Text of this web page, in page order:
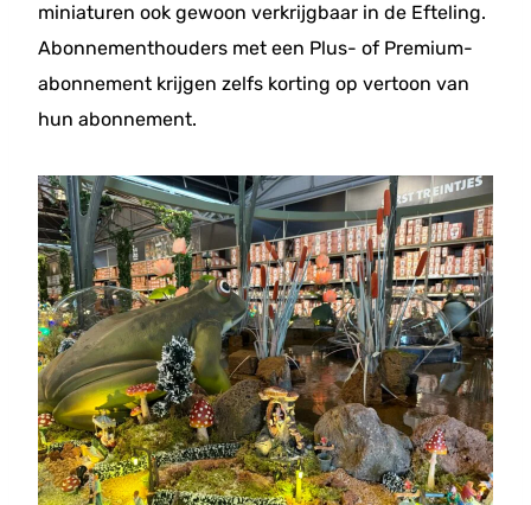
miniaturen ook gewoon verkrijgbaar in de Efteling.
Abonnementhouders met een Plus- of Premium-
abonnement krijgen zelfs korting op vertoon van
hun abonnement.